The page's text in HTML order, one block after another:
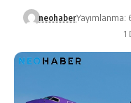
neohaberYayımlanma:
1